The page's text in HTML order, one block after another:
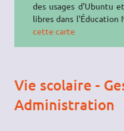
des usages d'Ubuntu
libres dans l'Éducation
cette carte
Vie scolaire -
Administration